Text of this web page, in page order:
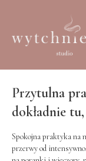
Przytulna
dokładnie
Spokojna praktyka na momenty wewnętrznej jesieni - gdy potrzebujesz
przerwy od